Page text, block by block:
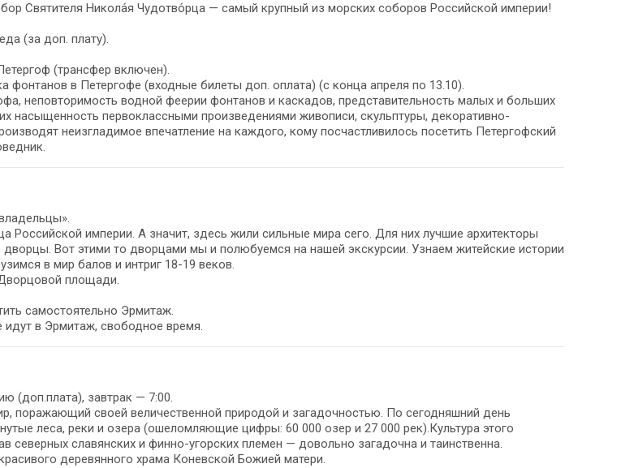
Святителя Никола́я Чудотво́рца — самый крупный из морских соборов Российской империи!
(за доп. плату).
(трансфер включен).
фонтанов в Петергофе (входные билеты доп. оплата) (с конца апреля по 13.10).
неповторимость водной феерии фонтанов и каскадов, представительность малых и больших
насыщенность первоклассными произведениями живописи, скульптуры, декоративно-
неизгладимое впечатление на каждого, кому посчастливилось посетить Петергофский
Российской империи. А значит, здесь жили сильные мира сего. Для них лучшие архитекторы
Вот этими то дворцами мы и полюбуемся на нашей экскурсии. Узнаем житейские истории
в мир балов и интриг 18-19 веков.
площади.
самостоятельно Эрмитаж.
идут в Эрмитаж, свободное время.
(доп.плата), завтрак — 7:00.
поражающий своей величественной природой и загадочностью. По сегодняшний день
леса, реки и озера (ошеломляющие цифры: 60 000 озер и 27 000 рек).Культура этого
северных славянских и финно-угорских племен — довольно загадочна и таинственна.
деревянного храма Коневской Божией матери.